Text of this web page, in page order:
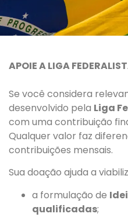
APOIE A LIGA
Se você considera
desenvolvido pela Liga
com uma contribuição
Qualquer valor faz
contribuições mensais.
Sua doação ajuda a
a formulação de
qualificadas;